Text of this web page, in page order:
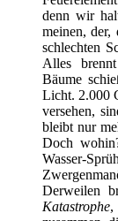
denn wir
meinen, der,
schlechten
Alles
Bäume
Licht. 2.000
versehen,
bleibt nur
Doch
Wasser-
Derweilen
Katastrophe,